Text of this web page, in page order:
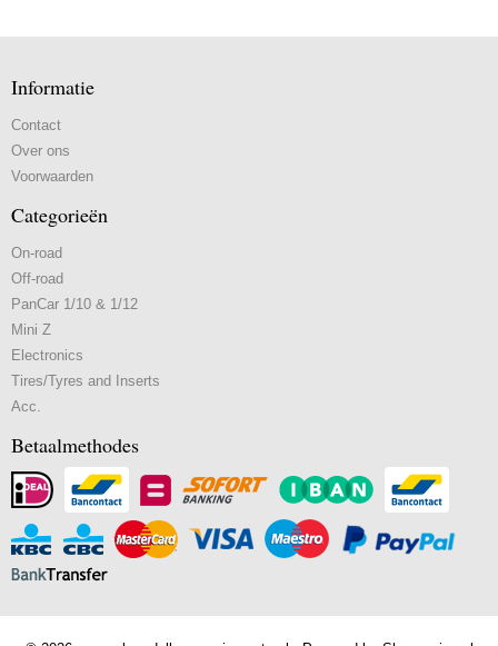
Informatie
Contact
Over ons
Voorwaarden
Categorieën
On-road
Off-road
PanCar 1/10 & 1/12
Mini Z
Electronics
Tires/Tyres and Inserts
Acc.
Betaalmethodes